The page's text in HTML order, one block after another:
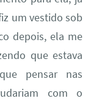
um vestido sob
depois, ela me
que estava
pensar nas
com o